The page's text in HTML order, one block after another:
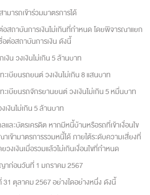
มารถเข้าร่วมมาตรการได้
อสถาบันการเงินไม่เกินที่กำหนด โดยพิจารณาแยก
อต่อสถาบันการเงิน ดังนี้
งิน วงเงินไม่เกิน 5 ล้านบาท
ะเบียนรถยนต์ วงเงินไม่เกิน 8 แสนบาท
ะเบียนรถจักรยานยนต์ วงเงินไม่เกิน 5 หมื่นบาท
เงินไม่เกิน 5 ล้านบาท
และบัตรเครดิต หากมีหนี้บ้านหรือรถที่เข้าเงื่อนไข
เข้ามาตรการรวมหนี้ได้ ภายใต้ระดับความเสี่ยงที่
วงเงินเมื่อรวมแล้วไม่เกินเงื่อนไขที่กำหนด
าก่อนวันที่ 1 มกราคม 2567
ตุลาคม 2567 อย่างใดอย่างหนึ่ง ดังนี้